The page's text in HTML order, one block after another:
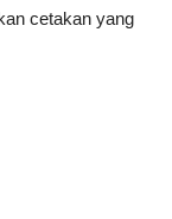
cetakan yang